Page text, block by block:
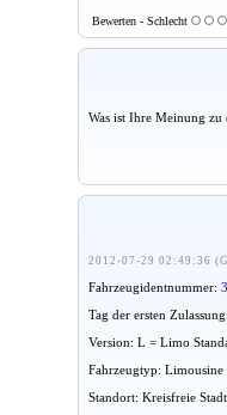
Bewerten - Schlecht
Was ist Ihre Meinung zu
2012-07-29 02:49:36
Fahrzeugidentnummer:
Tag der ersten
Version: L = Limo
Fahrzeugtyp: Limousine
Standort: Kreisfreie